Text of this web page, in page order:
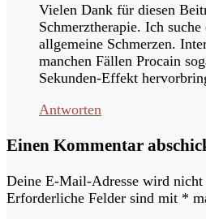
Vielen Dank für diesen
Schmerztherapie. Ich
allgemeine Schmerzen.
manchen Fällen Procain
Sekunden-Effekt
Antworten
Einen Kommentar
Deine E-Mail-Adresse wird
Erforderliche Felder sind mit *